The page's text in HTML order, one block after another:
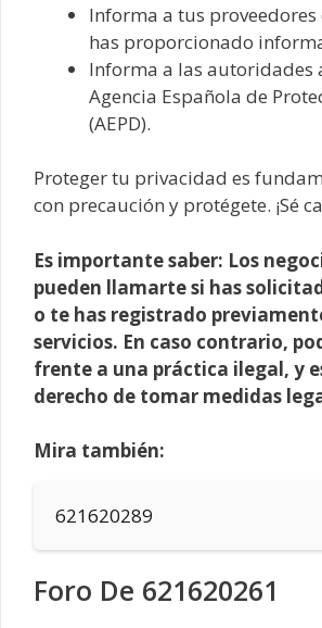
Informa a tus proveedores
has proporcionado
Informa a las autoridades
Agencia Española de
(AEPD).
Proteger tu privacidad es
con precaución y protégete. ¡Sé
Es importante saber: Los
pueden llamarte si has
o te has registrado
servicios. En caso contrario,
frente a una práctica ilegal, y
derecho de tomar medidas
Mira también:
621620289
Foro De 621620261